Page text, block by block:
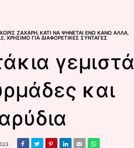
ΖΆΧΑΡΗ, ΚΆΤΙ ΝΑ ΨΉΝΕΤΑΙ ΕΝΏ ΚΆΝΩ ΆΛΛΑ,
, ΧΡΉΣΙΜΟ ΓΙΑ ΔΙΑΦΟΡΕΤΙΚΈΣ ΣΥΝΤΑΓΈΣ
γεμιστά
και